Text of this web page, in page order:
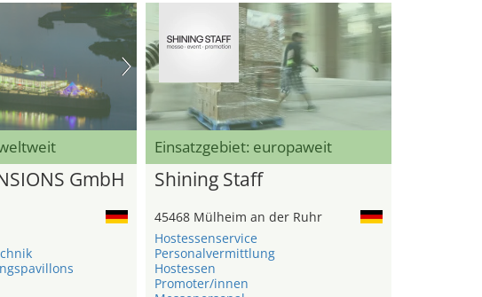
GmbH
Einsatzgebiet: europaweit
Shining Staff
45468 Mülheim an der Ruhr
Hostessenservice
Personalvermittlung
Hostessen
Promoter/innen